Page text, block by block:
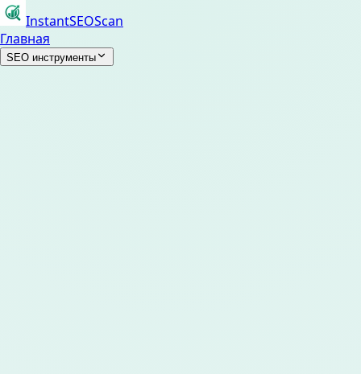
InstantSEOScan
Главная
SEO инструменты